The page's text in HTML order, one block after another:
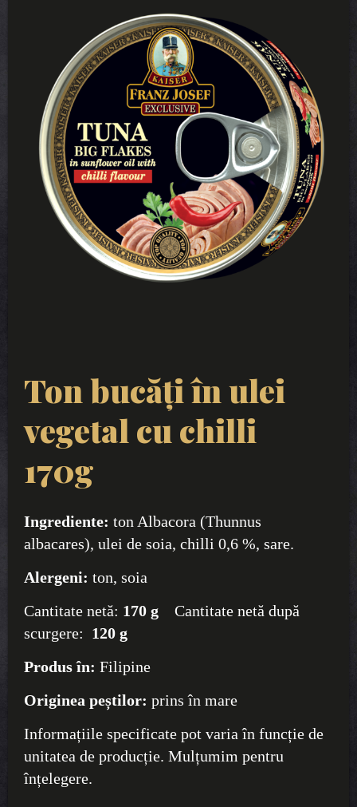
Ton bucăți în ulei
vegetal cu chilli
170g
Ingrediente: ton Albacora (Thunnus
albacares), ulei de soia, chilli 0,6 %, sare.
Alergeni: ton, soia
Cantitate netă: 170 g Cantitate netă după
scurgere: 120 g
Produs în: Filipine
Originea peștilor: prins în mare
Informațiile specificate pot varia în funcție de
unitatea de producție. Mulțumim pentru
înțelegere.